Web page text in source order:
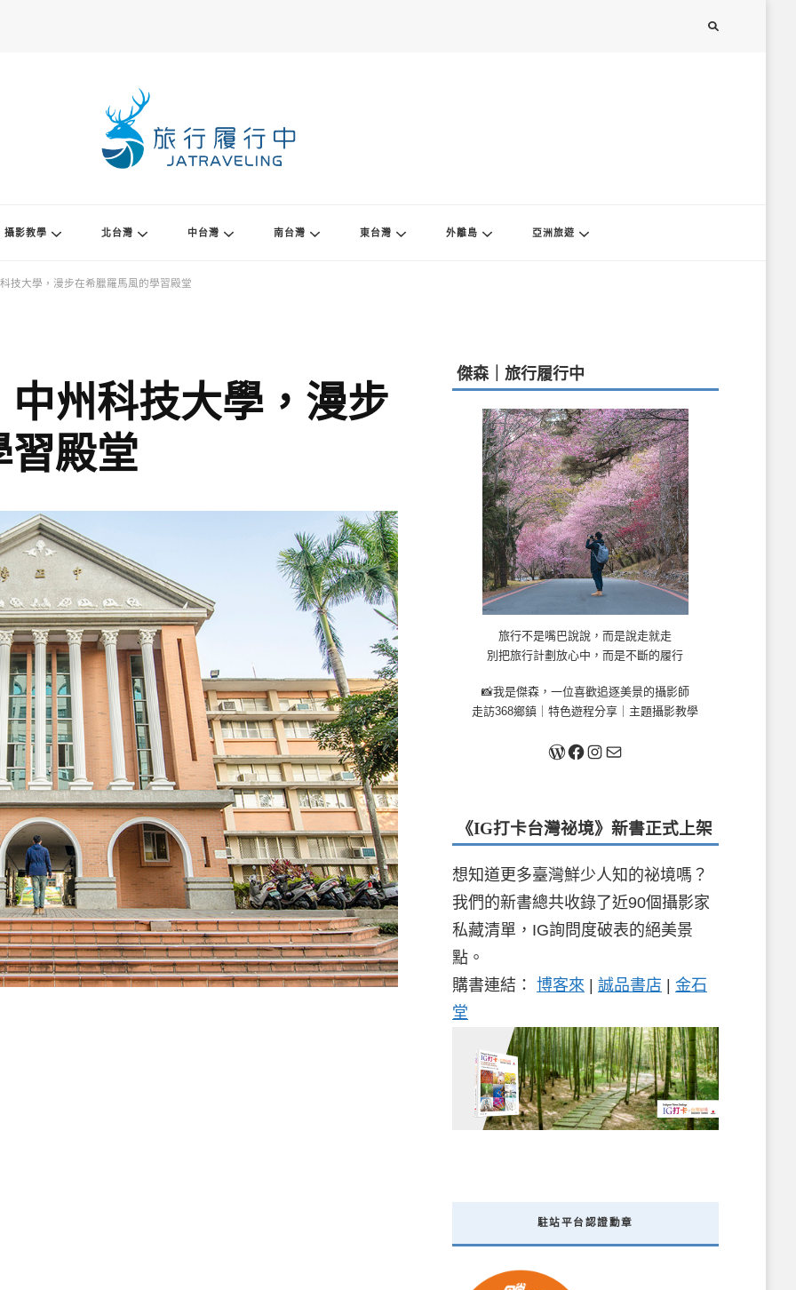
攝影教學 北台灣 中台灣 南台灣 東台灣 外離島 亞洲旅遊
技大學，漫步在希臘羅馬風的學習殿堂
州科技大學，漫步
習殿堂
傑森｜旅行履行中
旅行不是嘴巴說說，而是說走就走
別把旅行計劃放心中，而是不斷的履行
📸我是傑森，一位喜歡追逐美景的攝影師
走訪368鄉鎮｜特色遊程分享｜主題攝影教學
關於我 Facebook
Instagram
《IG打卡台灣祕境》新書正式上架
想知道更多臺灣鮮少人知的祕境嗎？
我們的新書總共收錄了近90個攝影家
私藏清單，IG詢問度破表的絕美景
點。
購書連結： 博客來 | 誠品書店 | 金石
堂
駐站平台認證勳章